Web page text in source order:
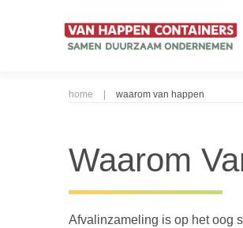
home waarom van happen
Waarom
Afvalinzameling is op het oog